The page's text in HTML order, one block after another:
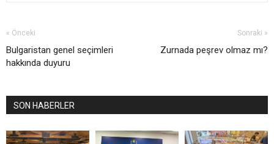
« Önceki
Bulgaristan genel seçimleri
hakkında duyuru
Sonraki »
Zurnada peşrev olmaz mı?
SON HABERLER